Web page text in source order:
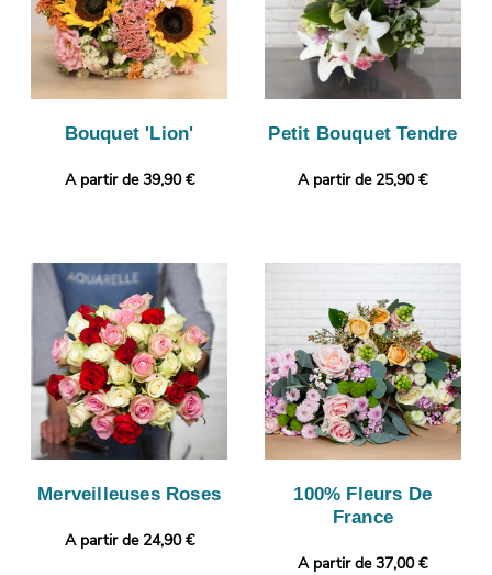
Bouquet 'Lion'
A partir de 39,90 €
Petit Bouquet Tendre
A partir de 25,90 €
Merveilleuses Roses
A partir de 24,90 €
100% Fleurs De
France
A partir de 37,00 €